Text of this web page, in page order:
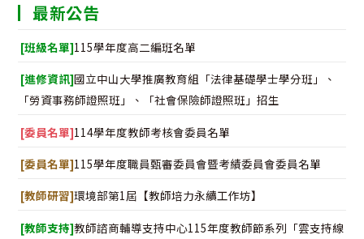
最新公告
[班級名單]115學年度高二編班名單
[進修資訊]國立中山大學推廣教育組「法律基礎學士學分班」、
「勞資事務師證照班」、「社會保險師證照班」招生
[委員名單]114學年度教師考核會委員名單
[委員名單]115學年度職員甄審委員會暨考績委員會委員名單
[教師研習]環境部第1屆【教師培力永續工作坊】
[教師支持]教師諮商輔導支持中心115年度教師節系列「雲支持線